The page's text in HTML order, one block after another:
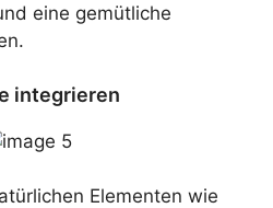
eine gemütliche
integrieren
Elementen wie